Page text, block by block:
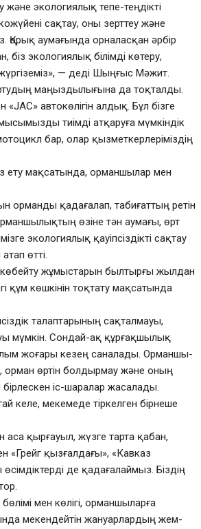
экологиялық тепе-теңдікті
сақтау, оны зерттеу және
аумағында орналасқан әрбір
экологиялық білімді көтеру,
— деді Шыңғыс Мәжит.
маңыздылығына да тоқталды.
автокөлігін алдық. Бұл бізге
тиімді атқаруға мүмкіндік
бар, олар қызметкерлеріміздің
мақсатында, орманшылар мен
орманды қадағалап, табиғаттың ретін
өзіне тән аумағы, өрт
экологиялық қауіпсіздікті сақтау
өтті.
жұмыстарын былтырғы жылдан
құм көшкінін тоқтату мақсатында
талаптарының сақталмауы,
мүмкін. Сондай-ақ құрғақшылық
жоғары кезең саналады. Орманшы-
орман өртін болдырмау және оның
іс-шаралар жасалады.
келе, мекемеде тіркелген бірнеше
аса қырғауыл, жүзге тарта қабан,
«Грейг қызғалдағы», «Кавказ
де қадағалаймыз. Біздің
мен көлігі, орманшыларға
мекендейтін жануарлардың жем-